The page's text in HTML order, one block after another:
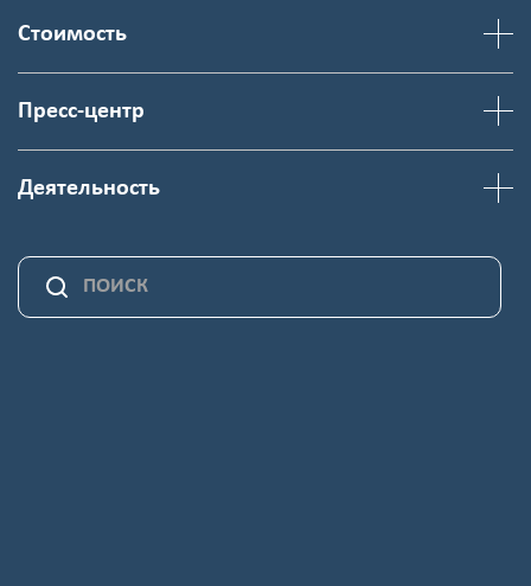
Стоимость
Пресс-центр
Деятельность